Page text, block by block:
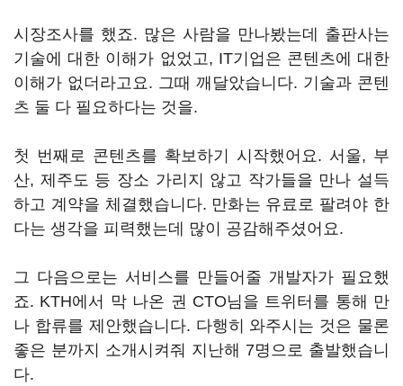
시장조사를 했죠. 많은 사람을 만나봤는데 출판사는
기술에 대한 이해가 없었고, IT기업은 콘텐츠에 대한
이해가 없더라고요. 그때 깨달았습니다. 기술과 콘텐
츠 둘 다 필요하다는 것을.
첫 번째로 콘텐츠를 확보하기 시작했어요. 서울, 부
산, 제주도 등 장소 가리지 않고 작가들을 만나 설득
하고 계약을 체결했습니다. 만화는 유료로 팔려야 한
다는 생각을 피력했는데 많이 공감해주셨어요.
그 다음으로는 서비스를 만들어줄 개발자가 필요했
죠. KTH에서 막 나온 권 CTO님을 트위터를 통해 만
나 합류를 제안했습니다. 다행히 와주시는 것은 물론
좋은 분까지 소개시켜줘 지난해 7명으로 출발했습니
다.